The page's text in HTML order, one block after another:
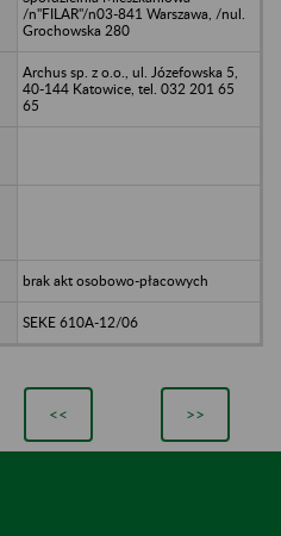
/n"FILAR"/n03-841 Warszawa, /nul.
Grochowska 280
Archus sp. z o.o., ul. Józefowska 5,
40-144 Katowice, tel. 032 201 65
65
brak akt osobowo-płacowych
SEKE 610A-12/06
<< >>